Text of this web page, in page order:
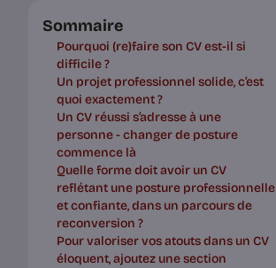
Sommaire
Pourquoi (re)faire son CV est-il si
difficile ?
Un projet professionnel solide, c’est
quoi exactement ?
Un CV réussi s’adresse à une
personne - changer de posture
commence là
Quelle forme doit avoir un CV
reflétant une posture professionnelle
et confiante, dans un parcours de
reconversion ?
Pour valoriser vos atouts dans un CV
éloquent, ajoutez une section